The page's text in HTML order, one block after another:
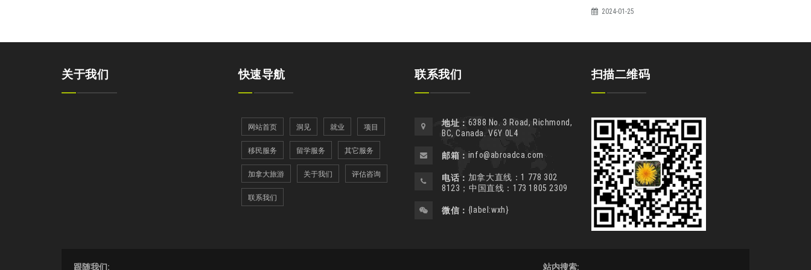
2024-01-25
关于我们 快速导航
网站首页 洞见 就业 项目
移民服务 留学服务 其它服务
加拿大旅游 关于我们 评估咨询
联系我们
联系我们
地址：6388 No. 3 Road, Richmond,
BC, Canada. V6Y 0L4
邮箱：info@abroadca.com
电话： 加拿大直线：1 778 302
8123；中国直线：173 1805 2309
微信： {label:wxh}
扫描二维码
跟随我们: 站内搜索: